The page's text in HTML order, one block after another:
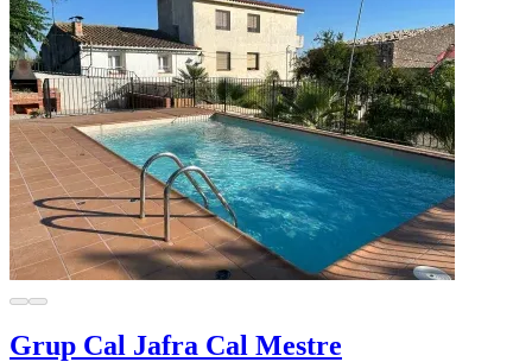
Grup Cal Jafra Cal Mestre